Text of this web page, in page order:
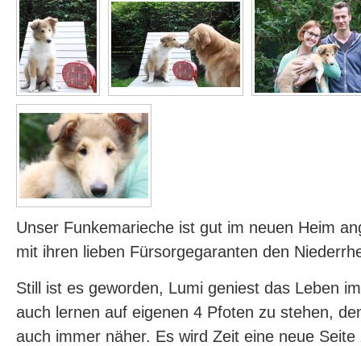
Unser Funkemarieche ist gut im neuen Heim
mit ihren lieben Fürsorgegaranten den
Still ist es geworden, Lumi geniest das Leben
auch lernen auf eigenen 4 Pfoten zu stehen,
auch immer näher. Es wird Zeit eine neue